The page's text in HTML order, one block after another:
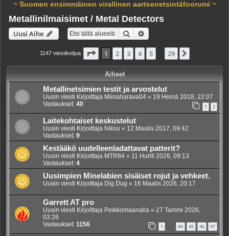
~ Suomen ensimmäinen virallinen aarteenetsintäfoorumi ~
Metallinilmaisimet / Metal Detectors
Uusi Aihe Etsi
1147 viestiketjua Sivu /29
1 2 3 4 5 29
Aiheet
Metallinetsimien testit ja arvostelut
Uusin viesti Kirjoittaja Miinaharava04 « 19 Heinä 2018, 22:07
Vastaukset: 40 1 2
Laitekohtaiset keskustelut
Uusin viesti Kirjoittaja Niksu « 12 Maalis 2017, 09:42
Vastaukset: 9
Kestääkö uudelleenladattavat patterit?
Uusin viesti Kirjoittaja MTR84 « 11 Huhti 2026, 09:13
Vastaukset: 4
Uusimpien Minelabien sisäiset rojut ja vehkeet.
Uusin viesti Kirjoittaja Dig Dug « 16 Maalis 2026, 20:17
Garrett AT pro
Uusin viesti Kirjoittaja Peikkomaanalla « 27 Tammi 2026,
03:26
Vastaukset: 1156 1 44 45 46 47